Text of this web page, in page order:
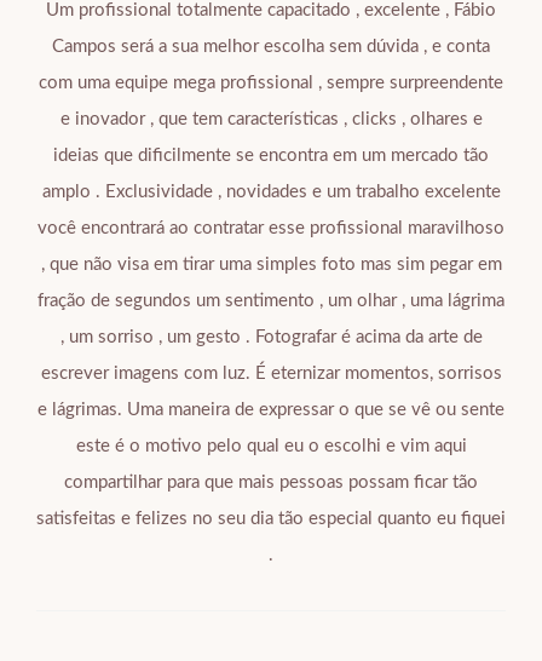
Um profissional totalmente capacitado , excelente , Fábio
Campos será a sua melhor escolha sem dúvida , e conta
com uma equipe mega profissional , sempre surpreendente
e inovador , que tem características , clicks , olhares e
ideias que dificilmente se encontra em um mercado tão
amplo . Exclusividade , novidades e um trabalho excelente
você encontrará ao contratar esse profissional maravilhoso
, que não visa em tirar uma simples foto mas sim pegar em
fração de segundos um sentimento , um olhar , uma lágrima
, um sorriso , um gesto . Fotografar é acima da arte de
escrever imagens com luz. É eternizar momentos, sorrisos
e lágrimas. Uma maneira de expressar o que se vê ou sente
este é o motivo pelo qual eu o escolhi e vim aqui
compartilhar para que mais pessoas possam ficar tão
satisfeitas e felizes no seu dia tão especial quanto eu fiquei
.